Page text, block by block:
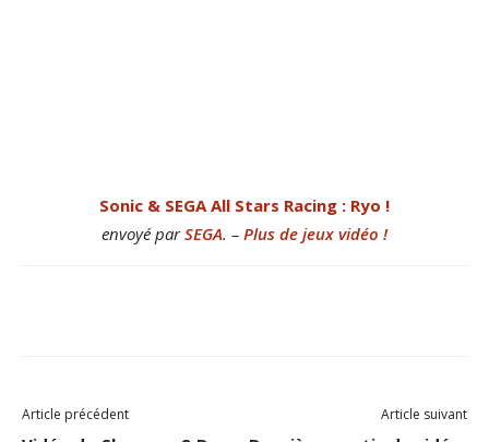
Sonic & SEGA All Stars Racing : Ryo !
envoyé parSEGA. – Plus de jeux vidéo !
Article précédent Article suivant